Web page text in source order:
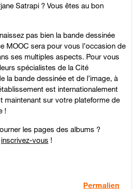
Satrapi ? Vous êtes au bon
pas bien la bande dessinée
MOOC sera pour vous l’occasion de
ses multiples aspects. Pour vous
spécialistes de la Cité
la bande dessinée et de l’image, à
est internationalement
maintenant sur votre plateforme de
!
les pages des albums ?
inscrivez-vous !
Permalien